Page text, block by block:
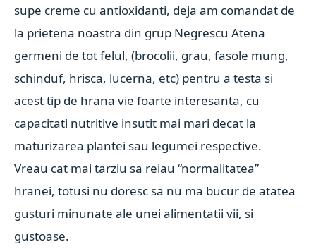
supe creme cu antioxidanti, deja am comandat de
la prietena noastra din grup Negrescu Atena
germeni de tot felul, (brocolii, grau, fasole mung,
schinduf, hrisca, lucerna, etc) pentru a testa si
acest tip de hrana vie foarte interesanta, cu
capacitati nutritive insutit mai mari decat la
maturizarea plantei sau legumei respective.
Vreau cat mai tarziu sa reiau “normalitatea”
hranei, totusi nu doresc sa nu ma bucur de atatea
gusturi minunate ale unei alimentatii vii, si
gustoase.